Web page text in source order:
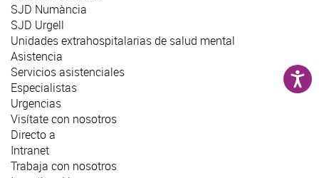
SJD Numància
SJD Urgell
Unidades extrahospitalarias de salud mental
Asistencia
Servicios asistenciales
Especialistas
Urgencias
Visítate con nosotros
Directo a
Intranet
Trabaja con nosotros